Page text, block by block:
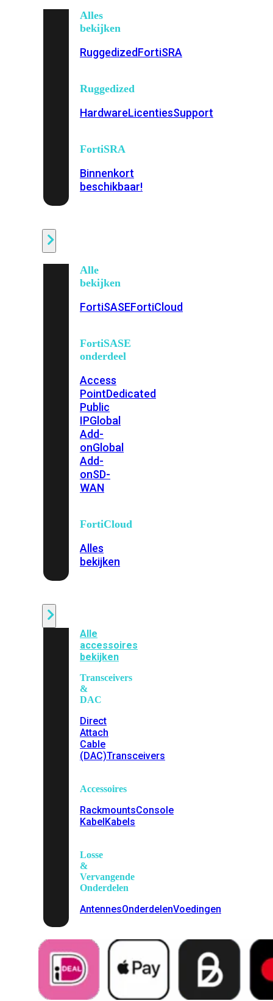
Alles
bekijken
RuggedizedFortiSRA
Ruggedized
HardwareLicentiesSupport
FortiSRA
Binnenkort
beschikbaar!
Alle
bekijken
FortiSASEFortiCloud
FortiSASE
onderdeel
Access
PointDedicated
Public
IPGlobal
Add-
onGlobal
Add-
onSD-
WAN
FortiCloud
Alles
bekijken
Alle
accessoires
bekijken
Transceivers
&
DAC
Direct
Attach
Cable
(DAC)Transceivers
Accessoires
RackmountsConsole
KabelKabels
Losse
&
Vervangende
Onderdelen
AntennesOnderdelenVoedingen